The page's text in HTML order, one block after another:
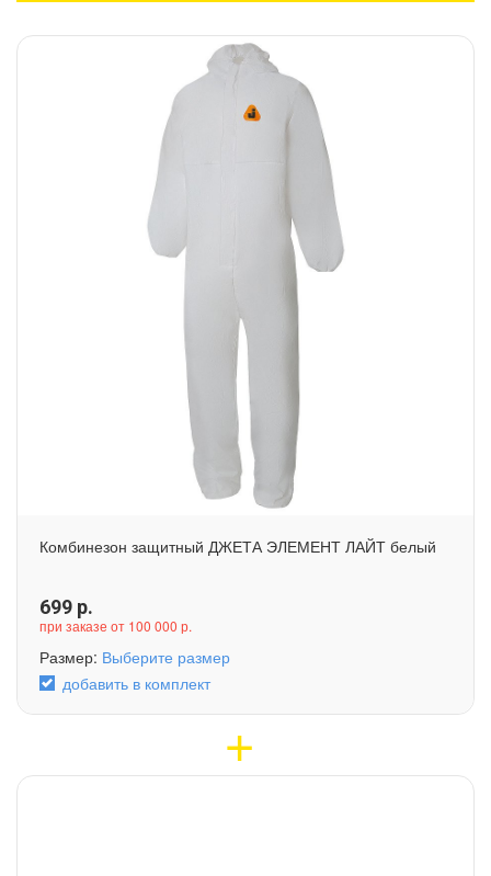
Комбинезон защитный ДЖЕТА ЭЛЕМЕНТ ЛАЙТ белый
699 р.
при заказе от 100 000 р.
Размер: Выберите размер
добавить в комплект